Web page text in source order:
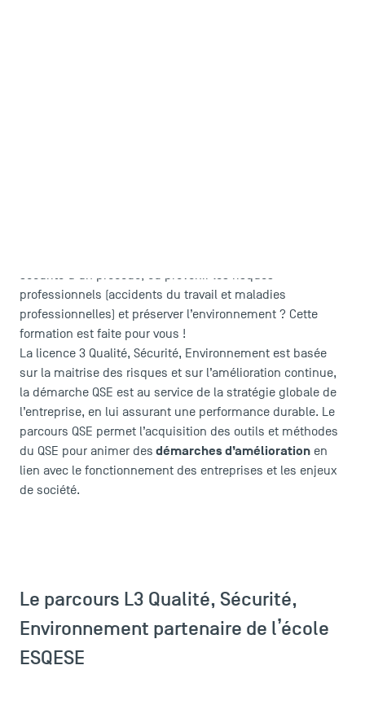
sécurité d'un procédé, ou prévenir les risques
professionnels (accidents du travail et maladies
professionnelles) et préserver l’environnement ? Cette
formation est faite pour vous !
La licence 3 Qualité, Sécurité, Environnement est basée
sur la maitrise des risques et sur l’amélioration continue,
la démarche QSE est au service de la stratégie globale de
l’entreprise, en lui assurant une performance durable. Le
parcours QSE permet l’acquisition des outils et méthodes
du QSE pour animer des démarches d’amélioration en
lien avec le fonctionnement des entreprises et les enjeux
de société.
Le parcours L3 Qualité, Sécurité,
Environnement partenaire de l’école
ESQESE